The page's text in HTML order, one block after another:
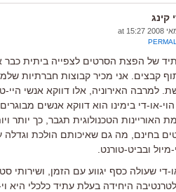
קינג
של הפצת הסרטים לצפייה ביתית כבר
קבצים. אני מכיר קבוצות חברתיות
למרבה האירוניה, אלו דווקא אנשי
או-די בימינו הוא דווקא אנשים
האוריינות הטכנולוגית תגבר, כך יותר
בחינם, מה גם שאיכותם הולכת וגדלה
מיול ובביט-טורנט.
די שעולה כסף יגווע עם הזמן, ושירותי
היחידה בעלת עתיד כלכלי היא